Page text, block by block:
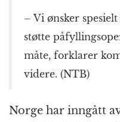
– Vi ønsker
støtte
måte, forklarer
videre. (NTB)
Norge har inngått